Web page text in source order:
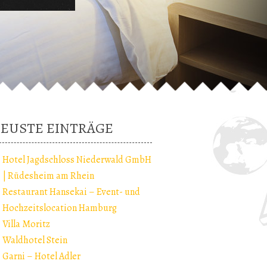
EINTRÄGE
Hotel Jagdschloss Niederwald GmbH
| Rüdesheim am Rhein
Restaurant Hansekai – Event- und
Hochzeitslocation Hamburg
Villa Moritz
Waldhotel Stein
Garni – Hotel Adler